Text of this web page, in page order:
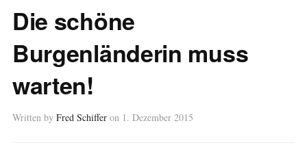
Die schöne
Burgenländerin muss
warten!
Written by Fred Schiffer on 1. Dezember 2015